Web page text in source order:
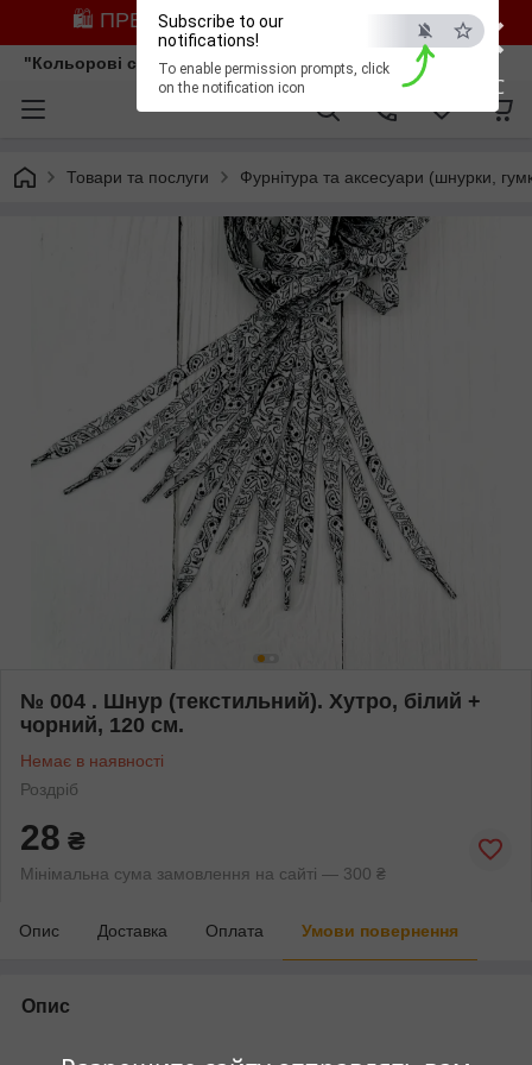
×
ESC
Subscribe to our
notifications!
To enable permission prompts, click
on the notification icon
🛍️ ПРЕДЗАМОВЛЕННЯ ЗІ ЗНИЖКОЮ
"Кольорові сни"
Товари та послуги Фурнітура та аксесуари (шнурки,
№ 004 . Шнур (текстильний). Хутро, білий +
чорний, 120 см.
Немає в наявності
Роздріб
28 ₴
Мінімальна сума замовлення на сайті — 300 ₴
Опис Доставка Оплата Умови повернення
Опис